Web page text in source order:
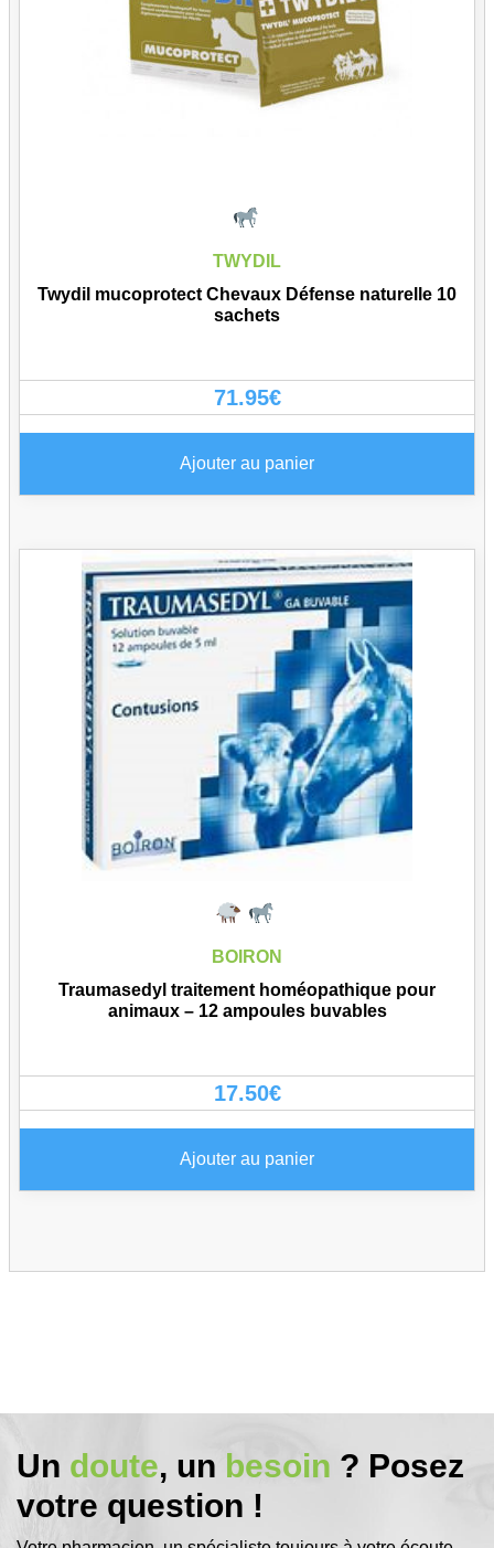
TWYDIL
Twydil mucoprotect Chevaux Défense naturelle 10
sachets
71.95€
Ajouter au panier
BOIRON
Traumasedyl traitement homéopathique pour
animaux – 12 ampoules buvables
17.50€
Ajouter au panier
Un doute, un besoin ? Posez
votre question !